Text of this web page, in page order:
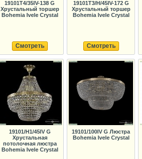
19101T4/35IV-138 G
Хрустальный торшер
Bohemia Ivele Crystal
Смотреть
19101T3/H/45IV-172 G
Хрустальный торшер
Bohemia Ivele Crystal
Смотреть
19101/H1/45IV G
Хрустальная
потолочная люстра
Bohemia Ivele Crystal
19101/100IV G Люстра
Bohemia Ivele Crystal